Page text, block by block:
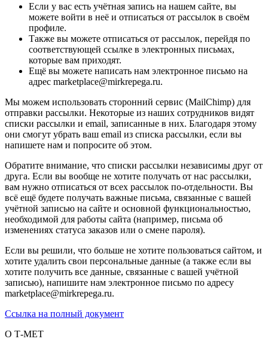
Если у вас есть учётная запись на нашем сайте, вы
можете войти в неё и отписаться от рассылок в своём
профиле.
Также вы можете отписаться от рассылок, перейдя по
соответствующей ссылке в электронных письмах,
которые вам приходят.
Ещё вы можете написать нам электронное письмо на
адрес marketplace@mirkrepega.ru.
Мы можем использовать сторонний сервис (MailChimp) для
отправки рассылки. Некоторые из наших сотрудников видят
списки рассылки и email, записанные в них. Благодаря этому
они смогут убрать ваш email из списка рассылки, если вы
напишете нам и попросите об этом.
Обратите внимание, что списки рассылки независимы друг от
друга. Если вы вообще не хотите получать от нас рассылки,
вам нужно отписаться от всех рассылок по-отдельности. Вы
всё ещё будете получать важные письма, связанные с вашей
учётной записью на сайте и основной функциональностью,
необходимой для работы сайта (например, письма об
изменениях статуса заказов или о смене пароля).
Если вы решили, что больше не хотите пользоваться сайтом, и
хотите удалить свои персональные данные (а также если вы
хотите получить все данные, связанные с вашей учётной
записью), напишите нам электронное письмо по адресу
marketplace@mirkrepega.ru.
Ссылка на полный документ
О Т-МЕТ